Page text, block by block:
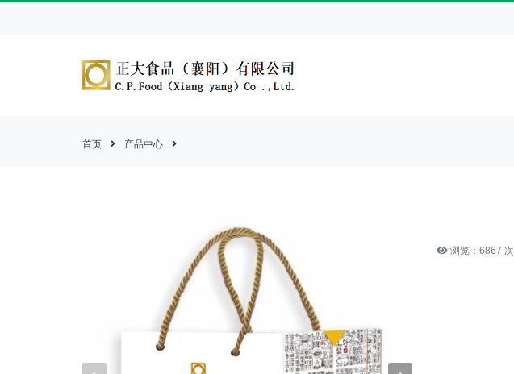
首页 产品中心
浏览：6867 次